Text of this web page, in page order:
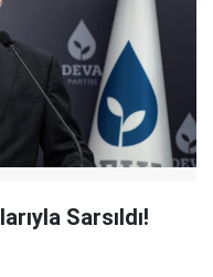
Sarsıldı!